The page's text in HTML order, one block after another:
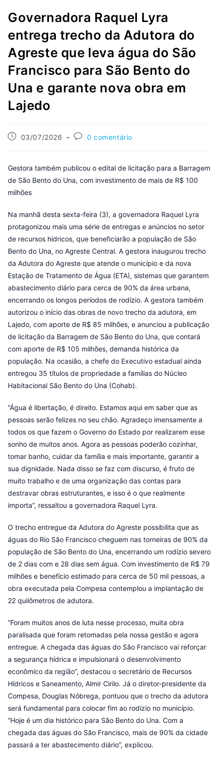
Governadora Raquel Lyra
entrega trecho da Adutora do
Agreste que leva água do São
Francisco para São Bento do
Una e garante nova obra em
Lajedo
03/07/2026 0 comentário
Gestora também publicou o edital de licitação para a Barragem
de São Bento do Una, com investimento de mais de R$ 100
milhões
Na manhã desta sexta-feira (3), a governadora Raquel Lyra
protagonizou mais uma série de entregas e anúncios no setor
de recursos hídricos, que beneficiarão a população de São
Bento do Una, no Agreste Central. A gestora inaugurou trecho
da Adutora do Agreste que atende o município e da nova
Estação de Tratamento de Água (ETA), sistemas que garantem
abastecimento diário para cerca de 90% da área urbana,
encerrando os longos períodos de rodízio. A gestora também
autorizou o início das obras de novo trecho da adutora, em
Lajedo, com aporte de R$ 85 milhões, e anunciou a publicação
de licitação da Barragem de São Bento do Una, que contará
com aporte de R$ 105 milhões, demanda histórica da
população. Na ocasião, a chefe do Executivo estadual ainda
entregou 35 títulos de propriedade a famílias do Núcleo
Habitacional São Bento do Una (Cohab).
“Água é libertação, é direito. Estamos aqui em saber que as
pessoas serão felizes no seu chão. Agradeço imensamente a
todos os que fazem o Governo do Estado por realizarem esse
sonho de muitos anos. Agora as pessoas poderão cozinhar,
tomar banho, cuidar da família e mais importante, garantir a
sua dignidade. Nada disso se faz com discurso, é fruto de
muito trabalho e de uma organização das contas para
destravar obras estruturantes, e isso é o que realmente
importa”, ressaltou a governadora Raquel Lyra.
O trecho entregue da Adutora do Agreste possibilita que as
águas do Rio São Francisco cheguem nas torneiras de 90% da
população de São Bento do Una, encerrando um rodízio severo
de 2 dias com e 28 dias sem água. Com investimento de R$ 79
milhões e benefício estimado para cerca de 50 mil pessoas, a
obra executada pela Compesa contemplou a implantação de
22 quilômetros de adutora.
“Foram muitos anos de luta nesse processo, muita obra
paralisada que foram retomadas pela nossa gestão e agora
entregue. A chegada das águas do São Francisco vai reforçar
a segurança hídrica e impulsionará o desenvolvimento
econômico da região”, destacou o secretário de Recursos
Hídricos e Saneamento, Almir Cirilo. Já o diretor-presidente da
Compesa, Douglas Nóbrega, pontuou que o trecho da adutora
será fundamental para colocar fim ao rodízio no município.
“Hoje é um dia histórico para São Bento do Una. Com a
chegada das águas do São Francisco, mais de 90% da cidade
passará a ter abastecimento diário”, explicou.